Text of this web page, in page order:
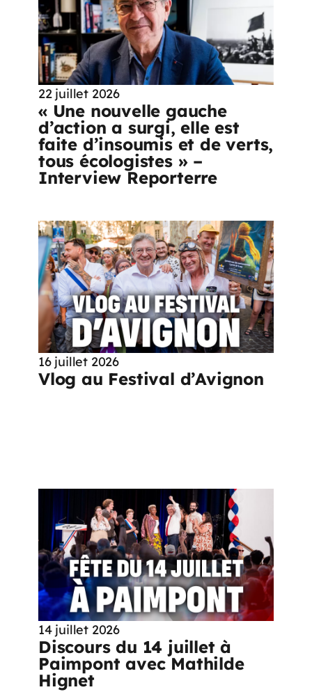
22 juillet 2026
« Une nouvelle gauche
d’action a surgi, elle est
faite d’insoumis et de verts,
tous écologistes » –
Interview Reporterre
16 juillet 2026
Vlog au Festival d’Avignon
14 juillet 2026
Discours du 14 juillet à
Paimpont avec Mathilde
Hignet